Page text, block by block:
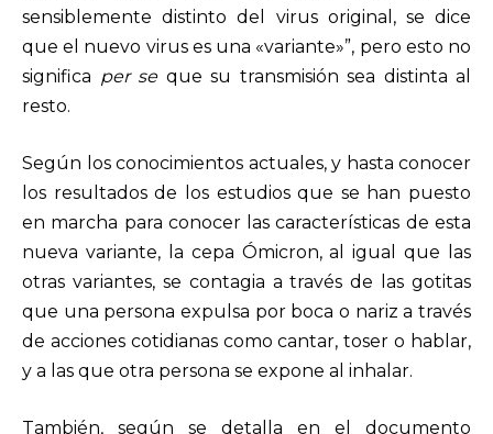
sensiblemente distinto del virus original, se dice
que el nuevo virus es una «variante»”, pero esto no
significa per seque su transmisión sea distinta al
resto.
Según los conocimientos actuales, y hasta conocer
los resultados de los estudios que se han puesto
en marcha para conocer las características de esta
nueva variante, la cepa Ómicron, al igual que las
otras variantes, se contagia a través de las gotitas
que una persona expulsa por boca o nariz a través
de acciones cotidianas como cantar, toser o hablar,
y a las que otra persona se expone al inhalar.
También, según se detalla en el documento